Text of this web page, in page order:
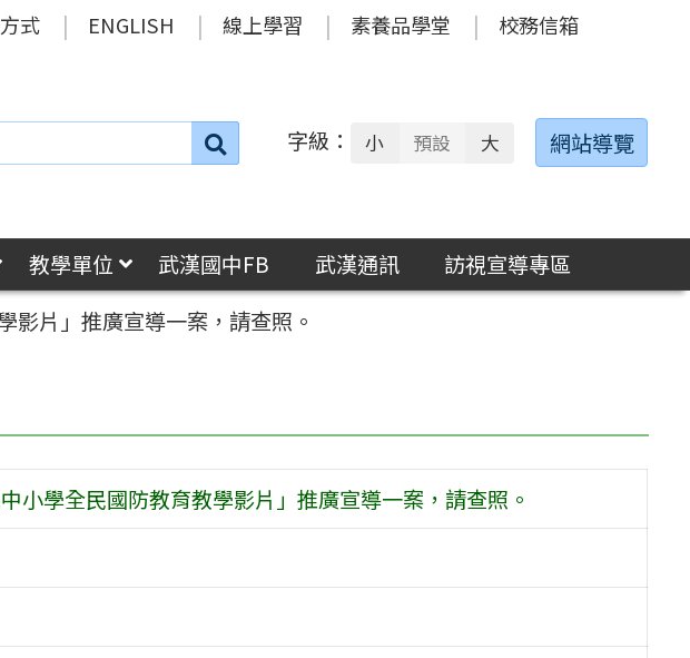
式 ENGLISH 線上學習 素養品學堂 校務信箱
搜
字級： 小 預設 大 網站導覽
教學單位 武漢國中FB 武漢通訊
訪視宣導專區
影片」推廣宣導一案，請查照。
小學全民國防教育教學影片」推廣宣導一案，請查照。